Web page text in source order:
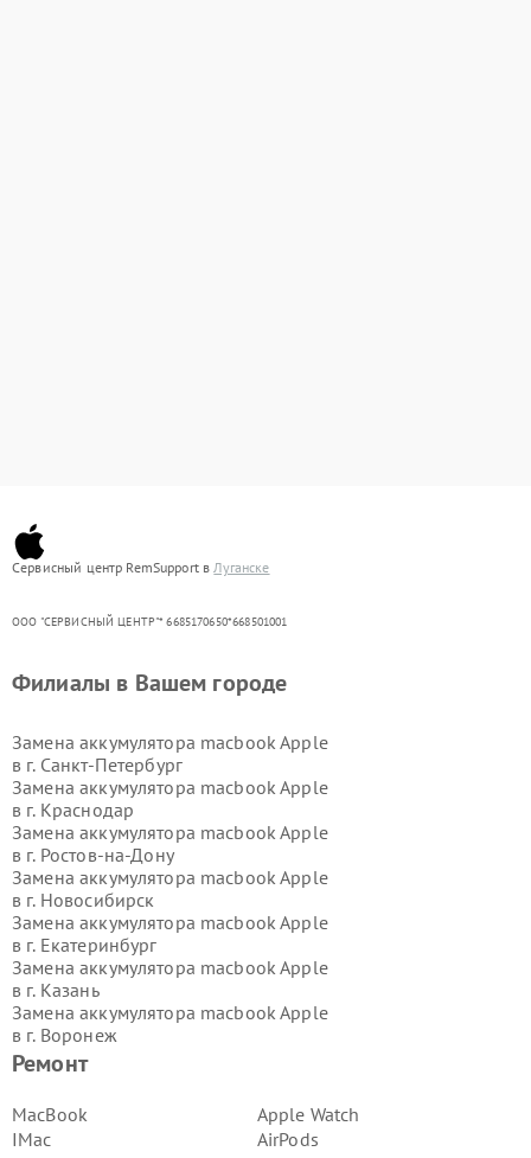
Сервисный центр RemSupport вЛуганске
ООО "СЕРВИСНЫЙ ЦЕНТР"* 6685170650*668501001
Ремонт
MacBook
IMac
Apple Watch
AirPods
Филиалы в Вашем городе
Замена аккумулятора macbook Apple
в г. Санкт-Петербург
Замена аккумулятора macbook Apple
в г. Краснодар
Замена аккумулятора macbook Apple
в г. Ростов-на-Дону
Замена аккумулятора macbook Apple
в г. Новосибирск
Замена аккумулятора macbook Apple
в г. Екатеринбург
Замена аккумулятора macbook Apple
в г. Казань
Замена аккумулятора macbook Apple
в г. Воронеж
Замена аккумулятора macbook Apple
Замена аккумулятора macbook Apple
в г.Самара
Замена аккумулятора macbook Apple